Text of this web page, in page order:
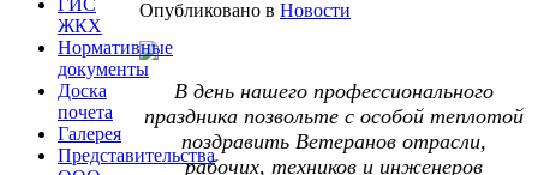
Опубликовано в Новости
В день нашего профессионального
праздника позвольте с особой теплотой
поздравить Ветеранов отрасли,
рабочих, техников и инженеров
ГИС
ЖКХ
Нормативные
документы
Доска
почета
Галерея
Представительства